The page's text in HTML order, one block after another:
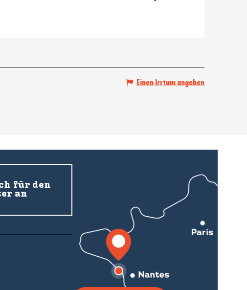
Einen Irrtum angeben
für den
an